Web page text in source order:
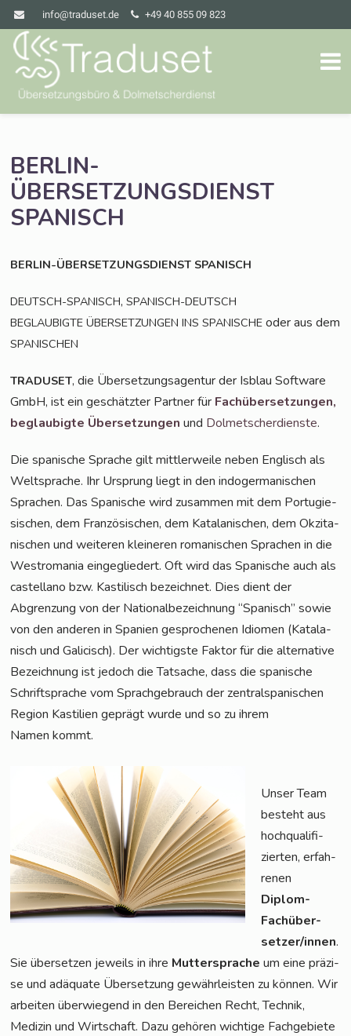
info@traduset.de +49 40 855 09 823
BERLIN-
ÜBERSETZUNGSDIENST
SPANISCH
BERLIN-ÜBERSETZUNGSDIENST SPANISCH
DEUTSCH-SPANISCH,SPANISCH-DEUTSCH
BEGLAUBIGTE ÜBERSETZUNGEN INS SPANISCHE oder aus dem
SPANISCHEN
TRADUSET, die Über­set­zungs­agen­tur der Isblau Soft­ware
GmbH, ist ein geschätz­ter Part­ner für Fach­über­set­zun­gen,
beglau­big­te Über­set­zun­gen und Dol­met­scher­diens­te.
Die spa­ni­sche Spra­che gilt mitt­ler­wei­le neben Eng­lisch als
Welt­spra­che. Ihr Ursprung liegt in den indo­ger­ma­ni­schen
Spra­chen. Das Spa­ni­sche wird zusam­men mit dem Por­tu­gie­
si­schen, dem Fran­zö­si­schen, dem Kata­la­ni­schen, dem Okzita­
ni­schen und wei­te­ren klei­ne­ren roma­ni­schen Spra­chen in die
West­ro­ma­nia ein­ge­glie­dert. Oft wird das Spa­ni­sche auch als
cas­tel­lano bzw. Kas­ti­lisch bezeich­net. Dies dient der
Abgren­zung von der Natio­nal­be­zeich­nung “Spa­nisch” sowie
von den ande­ren in Spa­ni­en gespro­che­nen Idio­men (Kata­la­
nisch und Gali­cisch). Der wich­tigs­te Fak­tor für die alter­na­ti­ve
Bezeich­nung ist jedoch die Tat­sa­che, dass die spa­ni­sche
Schrift­spra­che vom Sprach­ge­brauch der zen­tral­spa­ni­schen
Regi­on Kas­ti­li­en geprägt wur­de und so zu ihrem
Namen kommt.
Unser Team
besteht aus
hoch­qua­li­fi­
zier­ten, erfah­
re­nen
Diplom-
Fach­über­
set­zer/in­nen.
Sie über­set­zen jeweils in ihre Mut­ter­spra­che um eine prä­zi­
se und adäqua­te Über­set­zung gewähr­leis­ten zu kön­nen. Wir
arbei­ten über­wie­gend in den Berei­chen Recht, Tech­nik,
Medi­zin und Wirt­schaft. Dazu gehö­ren wich­ti­ge Fach­ge­bie­te